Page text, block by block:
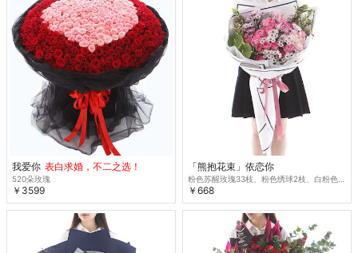
我爱你 表白求婚，不二之选！
520朵玫瑰
￥3599
「熊抱花束」依恋你
￥668